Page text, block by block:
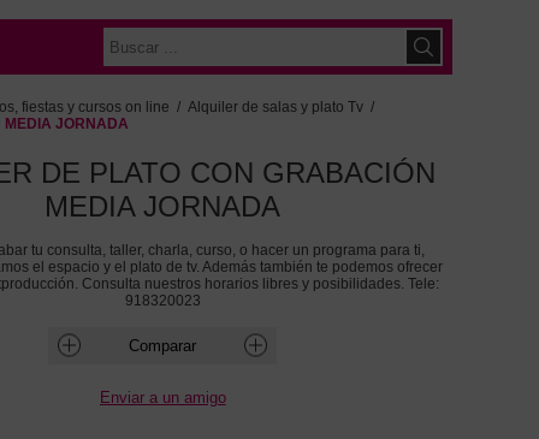
fiestas y cursos on line / Alquiler de salas y plato Tv /
MEDIA JORNADA
DE PLATO CON GRABACIÓN
MEDIA JORNADA
tu consulta, taller, charla, curso, o hacer un programa para ti,
el espacio y el plato de tv. Además también te podemos ofrecer
Consulta nuestros horarios libres y posibilidades. Tele:
918320023